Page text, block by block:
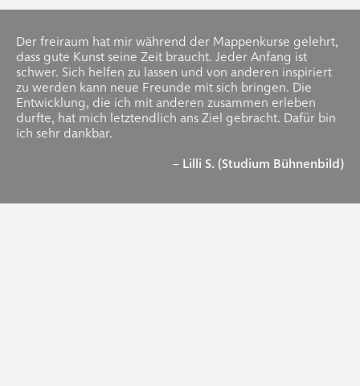
Der freiraum hat mir während der Mappenkurse gelehrt,
dass gute Kunst seine Zeit braucht. Jeder Anfang ist
schwer. Sich helfen zu lassen und von anderen inspiriert
zu werden kann neue Freunde mit sich bringen. Die
Entwicklung, die ich mit anderen zusammen erleben
durfte, hat mich letztendlich ans Ziel gebracht. Dafür bin
ich sehr dankbar.
– Lilli S. (Studium Bühnenbild)